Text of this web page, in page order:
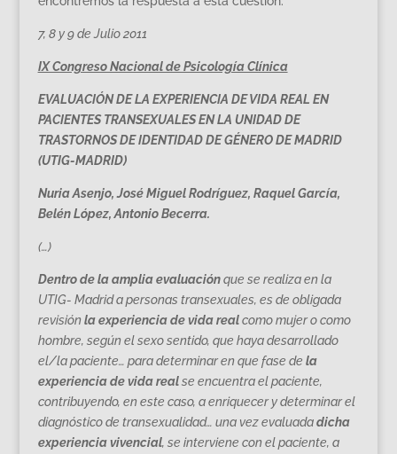
7, 8 y 9 de Julio 2011
IX Congreso Nacional de Psicología Clínica
EVALUACIÓN DE LA EXPERIENCIA DE VIDA REAL EN
PACIENTES TRANSEXUALES EN LA UNIDAD DE
TRASTORNOS DE IDENTIDAD DE GÉNERO DE MADRID
(UTIG-MADRID)
Nuria Asenjo, José Miguel Rodríguez, Raquel García,
Belén López, Antonio Becerra.
(…)
Dentro de la amplia evaluaciónque se realiza en la
UTIG- Madrid a personas transexuales, es de obligada
revisión la experiencia de vida realcomo mujer o como
hombre, según el sexo sentido, que haya desarrollado
el/la paciente… para determinar en que fase de la
experiencia de vida realse encuentra el paciente,
contribuyendo, en este caso, a enriquecer y determinar el
diagnóstico de transexualidad… una vez evaluadadicha
experiencia vivencial, se interviene con el paciente, a